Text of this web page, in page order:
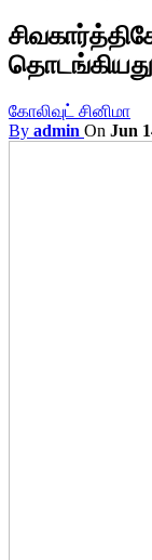
தொடங்கியது
கோலிவுட் சினிமா
By admin On Jun